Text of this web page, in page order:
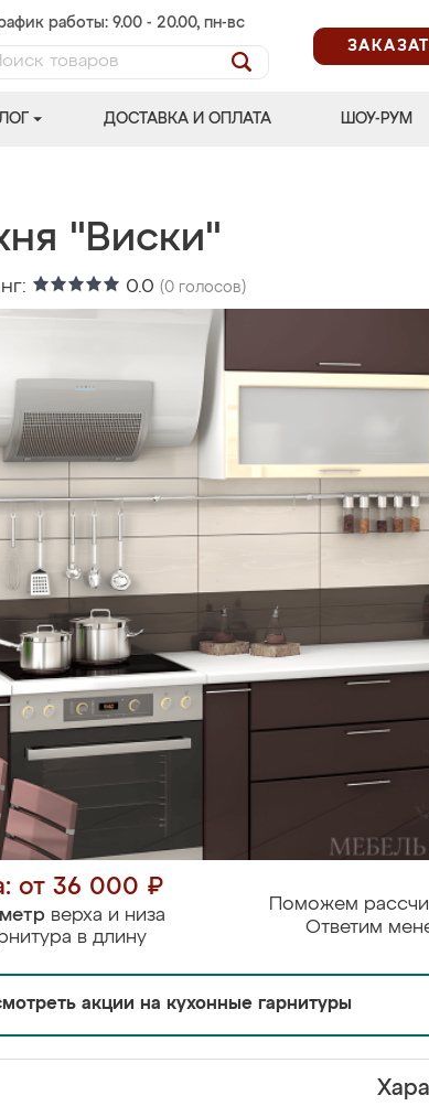
работы: 9.00 - 20.00, пн-вс
ДОСТАВКА И ОПЛАТА ШОУ-РУМ
"Виски"
0.0 (0 голосов)
от 36 000 ₽
верха и низа
в длину
Поможем
Ответим
акции на кухонные гарнитуры